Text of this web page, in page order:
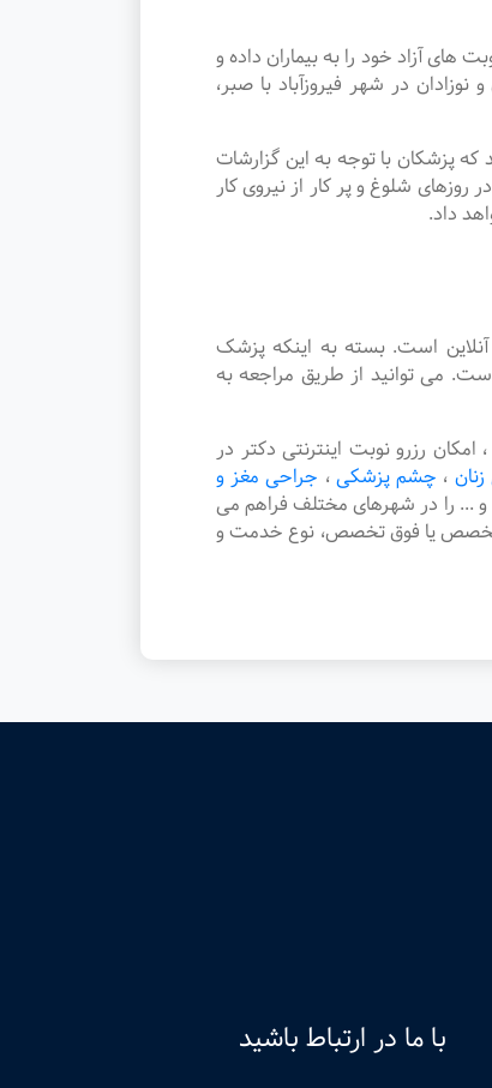
آزاد خود را به بیماران داده و
در شهر فیروزآباد با صبر،
پزشکان با توجه به این گزارشات
شلوغ و پر کار از نیروی کار
داد.
است. بسته به اینکه پزشک
می توانید از طریق مراجعه به
رزرو نوبت اینترنتی دکتر در
زنان ، چشم پزشکی ، جراحی مغز و
و ... را در شهرهای مختلف فراهم می
تخصص یا فوق تخصص، نوع خدمت و
با ما در ارتباط باشید